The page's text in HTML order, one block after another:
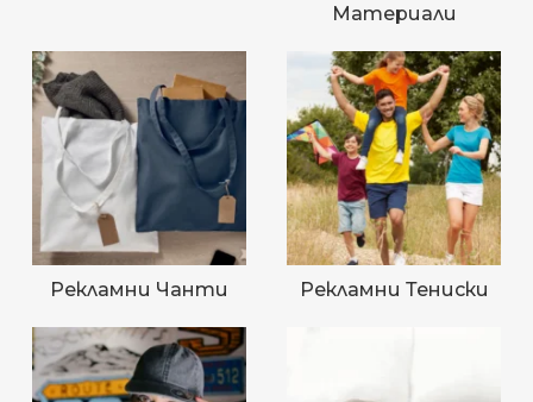
Материали
Рекламни Чанти Рекламни Тениски